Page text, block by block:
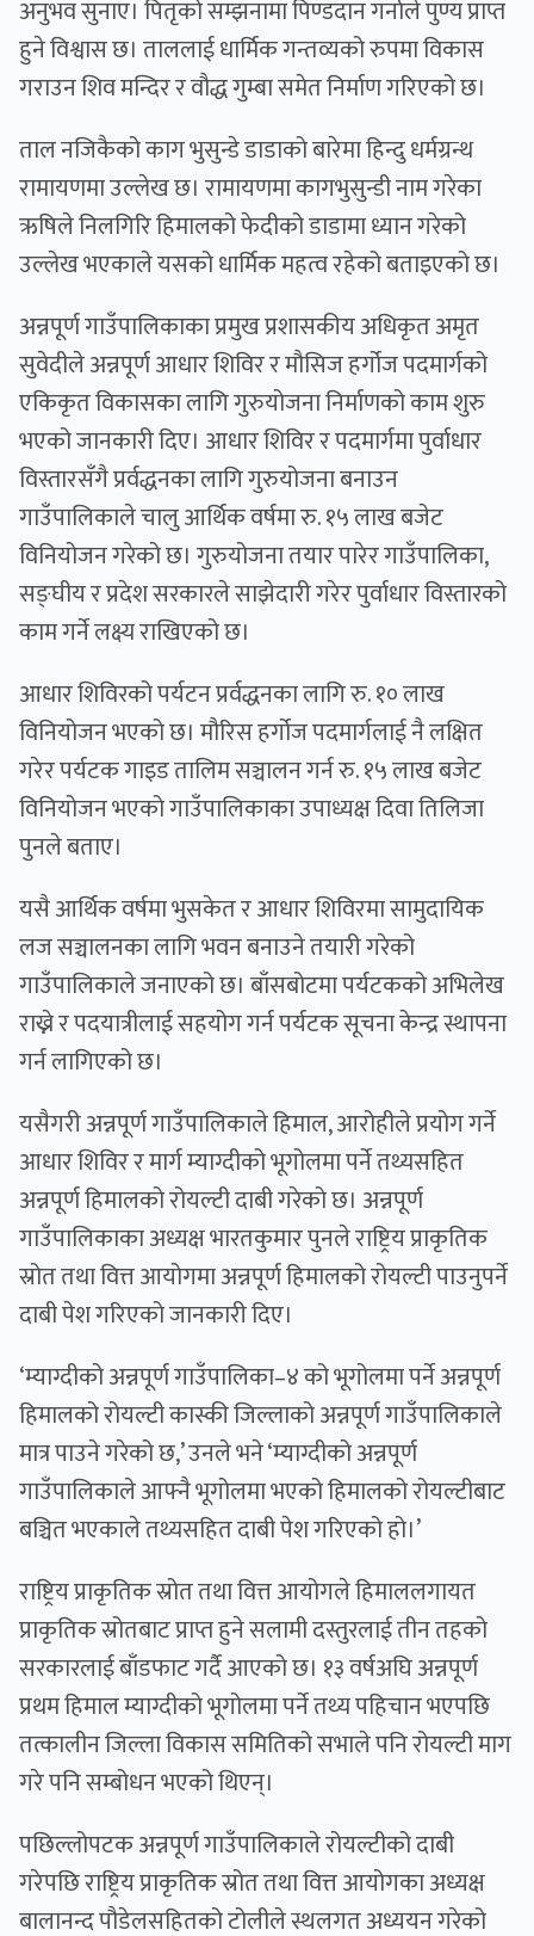
अनुभव सुनाए। पितृको सम्झनामा पिण्डदान गर्नाले पुण्य प्राप्त
हुने विश्वास छ। ताललाई धार्मिक गन्तव्यको रुपमा विकास
गराउन शिव मन्दिर र वौद्ध गुम्बा समेत निर्माण गरिएको छ।
ताल नजिकैको काग भुसुन्डे डाडाको बारेमा हिन्दु धर्मग्रन्थ
रामायणमा उल्लेख छ। रामायणमा कागभुसुन्डी नाम गरेका
ऋषिले निलगिरि हिमालको फेदीको डाडामा ध्यान गरेको
उल्लेख भएकाले यसको धार्मिक महत्व रहेको बताइएको छ।
अन्नपूर्ण गाउँपालिकाका प्रमुख प्रशासकीय अधिकृत अमृत
सुवेदीले अन्नपूर्ण आधार शिविर र मौसिज हर्गोज पदमार्गको
एकिकृत विकासका लागि गुरुयोजना निर्माणको काम शुरु
भएको जानकारी दिए। आधार शिविर र पदमार्गमा पुर्वाधार
विस्तारसँगै प्रर्वद्धनका लागि गुरुयोजना बनाउन
गाउँपालिकाले चालु आर्थिक वर्षमा रु. १५ लाख बजेट
विनियोजन गरेको छ। गुरुयोजना तयार पारेर गाउँपालिका,
सङ्घीय र प्रदेश सरकारले साझेदारी गरेर पुर्वाधार विस्तारको
काम गर्ने लक्ष्य राखिएको छ।
आधार शिविरको पर्यटन प्रर्वद्धनका लागि रु. १० लाख
विनियोजन भएको छ। मौरिस हर्गोज पदमार्गलाई नै लक्षित
गरेर पर्यटक गाइड तालिम सञ्चालन गर्न रु. १५ लाख बजेट
विनियोजन भएको गाउँपालिकाका उपाध्यक्ष दिवा तिलिजा
पुनले बताए।
यसै आर्थिक वर्षमा भुसकेत र आधार शिविरमा सामुदायिक
लज सञ्चालनका लागि भवन बनाउने तयारी गरेको
गाउँपालिकाले जनाएको छ। बाँसबोटमा पर्यटकको अभिलेख
राख्ने र पदयात्रीलाई सहयोग गर्न पर्यटक सूचना केन्द्र स्थापना
गर्न लागिएको छ।
यसैगरी अन्नपूर्ण गाउँपालिकाले हिमाल, आरोहीले प्रयोग गर्ने
आधार शिविर र मार्ग म्याग्दीको भूगोलमा पर्ने तथ्यसहित
अन्नपूर्ण हिमालको रोयल्टी दाबी गरेको छ। अन्नपूर्ण
गाउँपालिकाका अध्यक्ष भारतकुमार पुनले राष्ट्रिय प्राकृतिक
स्रोत तथा वित्त आयोगमा अन्नपूर्ण हिमालको रोयल्टी पाउनुपर्ने
दाबी पेश गरिएको जानकारी दिए।
‘म्याग्दीको अन्नपूर्ण गाउँपालिका–४ को भूगोलमा पर्ने अन्नपूर्ण
हिमालको रोयल्टी कास्की जिल्लाको अन्नपूर्ण गाउँपालिकाले
मात्र पाउने गरेको छ,’ उनले भने ‘म्याग्दीको अन्नपूर्ण
गाउँपालिकाले आफ्नै भूगोलमा भएको हिमालको रोयल्टीबाट
बञ्चित भएकाले तथ्यसहित दाबी पेश गरिएको हो।’
राष्ट्रिय प्राकृतिक स्रोत तथा वित्त आयोगले हिमाललगायत
प्राकृतिक स्रोतबाट प्राप्त हुने सलामी दस्तुरलाई तीन तहको
सरकारलाई बाँडफाट गर्दै आएको छ। १३ वर्षअघि अन्नपूर्ण
प्रथम हिमाल म्याग्दीको भूगोलमा पर्ने तथ्य पहिचान भएपछि
तत्कालीन जिल्ला विकास समितिको सभाले पनि रोयल्टी माग
गरे पनि सम्बोधन भएको थिएन्।
पछिल्लोपटक अन्नपूर्ण गाउँपालिकाले रोयल्टीको दाबी
गरेपछि राष्ट्रिय प्राकृतिक स्रोत तथा वित्त आयोगका अध्यक्ष
बालानन्द पौडेलसहितको टोलीले स्थलगत अध्ययन गरेको